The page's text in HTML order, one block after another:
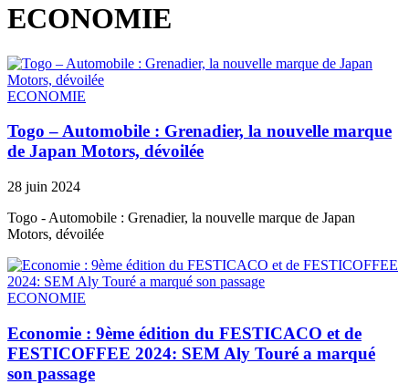
ECONOMIE
ECONOMIE
Togo – Automobile : Grenadier, la nouvelle marque
de Japan Motors, dévoilée
28 juin 2024
Togo - Automobile : Grenadier, la nouvelle marque de Japan
Motors, dévoilée
ECONOMIE
Economie : 9ème édition du FESTICACO et de
FESTICOFFEE 2024: SEM Aly Touré a marqué
son passage